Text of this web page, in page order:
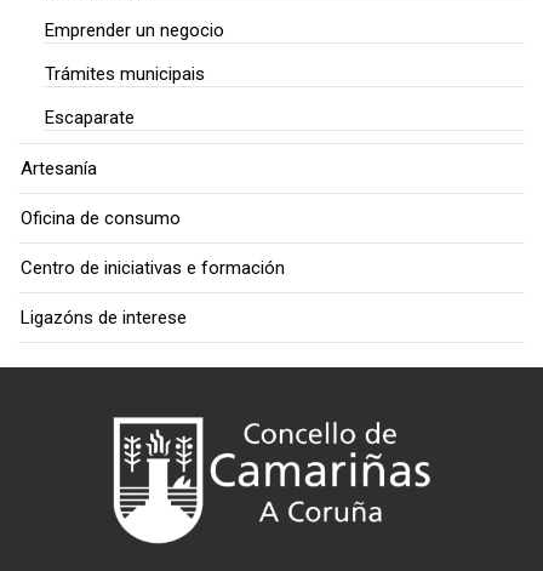
Emprender un negocio
Trámites municipais
Escaparate
Artesanía
Oficina de consumo
Centro de iniciativas e formación
Ligazóns de interese